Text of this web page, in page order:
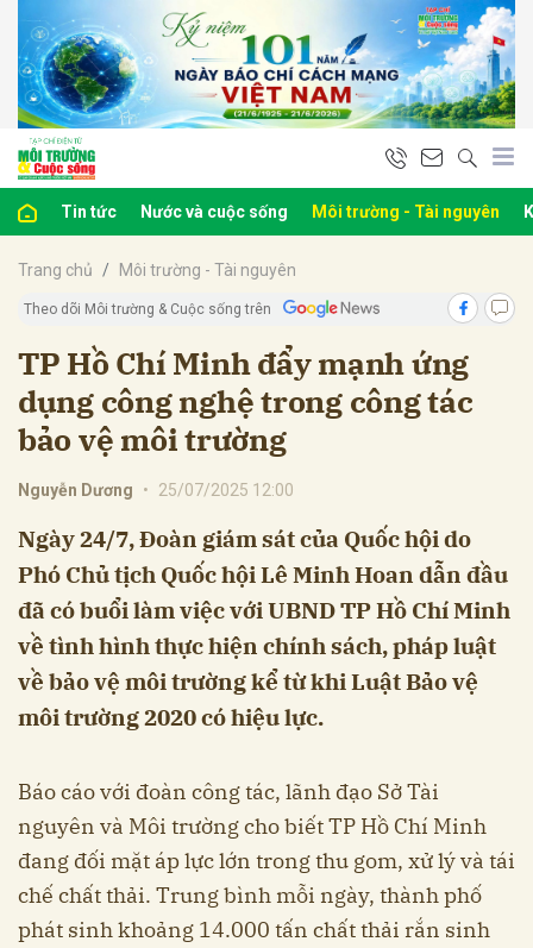
Tin tức Nước và cuộc sống Môi trường - Tài nguyên
Trang chủ Môi trường - Tài nguyên
Theo dõi Môi trường & Cuộc sống trên
TP Hồ Chí Minh đẩy mạnh ứng
dụng công nghệ trong công tác
bảo vệ môi trường
Nguyễn Dương • 25/07/2025 12:00
Ngày 24/7, Đoàn giám sát của Quốc hội do
Phó Chủ tịch Quốc hội Lê Minh Hoan dẫn đầu
đã có buổi làm việc với UBND TP Hồ Chí Minh
về tình hình thực hiện chính sách, pháp luật
về bảo vệ môi trường kể từ khi Luật Bảo vệ
môi trường 2020 có hiệu lực.
Báo cáo với đoàn công tác, lãnh đạo Sở Tài
nguyên và Môi trường cho biết TP Hồ Chí Minh
đang đối mặt áp lực lớn trong thu gom, xử lý và tái
chế chất thải. Trung bình mỗi ngày, thành phố
phát sinh khoảng 14.000 tấn chất thải rắn sinh
luận
Hủy